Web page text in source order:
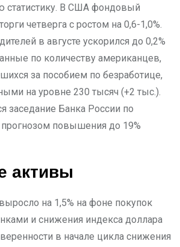
статистику. В США фондовый
четверга с ростом на 0,6-1,0%.
в августе ускорился до 0,2%
по количеству американцев,
за пособием по безработице,
на уровне 230 тысяч (+2 тыс.).
заседание Банка России по
прогнозом повышения до 19%
активы
на 1,5% на фоне покупок
и снижения индекса доллара
в начале цикла снижения